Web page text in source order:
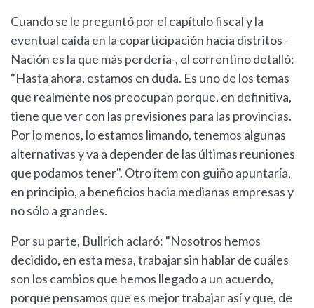
Cuando se le preguntó por el capítulo fiscal y la
eventual caída en la coparticipación hacia distritos -
Nación es la que más perdería-, el correntino detalló:
"Hasta ahora, estamos en duda. Es uno de los temas
que realmente nos preocupan porque, en definitiva,
tiene que ver con las previsiones para las provincias.
Por lo menos, lo estamos limando, tenemos algunas
alternativas y va a depender de las últimas reuniones
que podamos tener". Otro ítem con guiño apuntaría,
en principio, a beneficios hacia medianas empresas y
no sólo a grandes.
Por su parte, Bullrich aclaró: "Nosotros hemos
decidido, en esta mesa, trabajar sin hablar de cuáles
son los cambios que hemos llegado a un acuerdo,
porque pensamos que es mejor trabajar así y que, de